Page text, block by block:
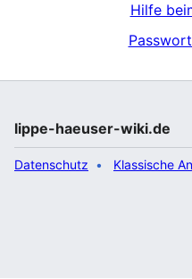
Hilfe
lippe-haeuser-wiki.de
Datenschutz Klassische